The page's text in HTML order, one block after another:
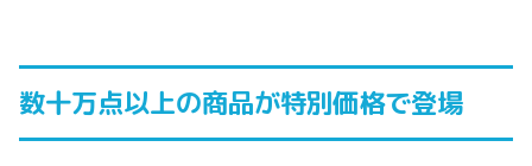
数十万点以上の商品が特別価格で登場